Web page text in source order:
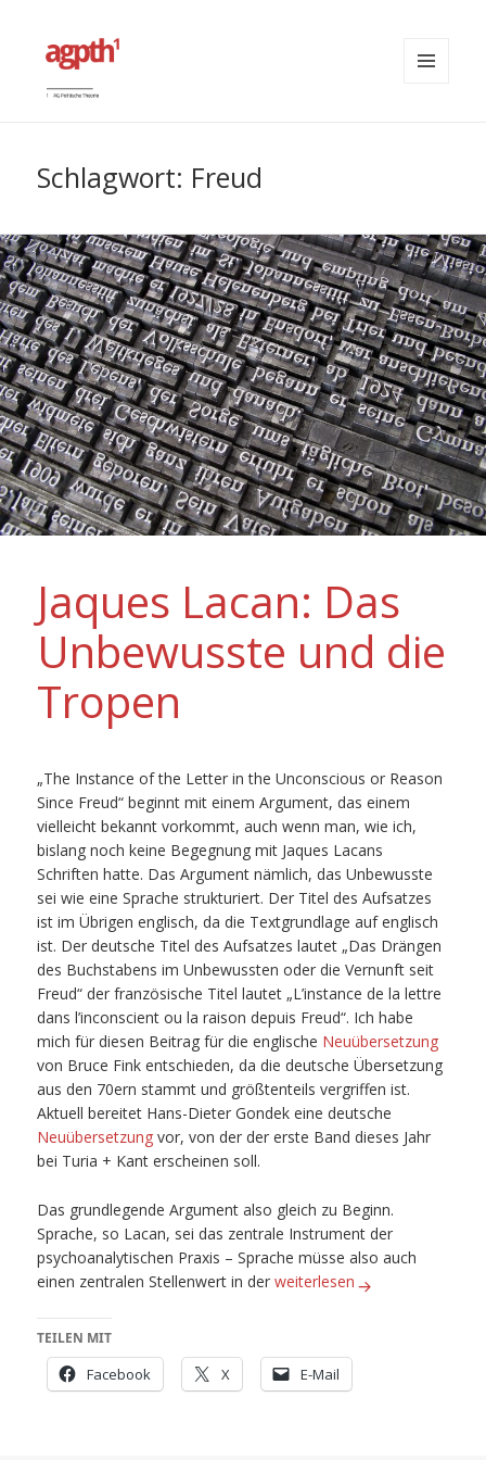
Schlagwort: Freud
Jaques Lacan: Das
Unbewusste und die
Tropen
„The Instance of the Letter in the Unconscious or Reason
Since Freud“ beginnt mit einem Argument, das einem
vielleicht bekannt vorkommt, auch wenn man, wie ich,
bislang noch keine Begegnung mit Jaques Lacans
Schriften hatte. Das Argument nämlich, das Unbewusste
sei wie eine Sprache strukturiert. Der Titel des Aufsatzes
ist im Übrigen englisch, da die Textgrundlage auf englisch
ist. Der deutsche Titel des Aufsatzes lautet „Das Drängen
des Buchstabens im Unbewussten oder die Vernunft seit
Freud“der französische Titel lautet „L’instance de la lettre
dans l’inconscient ou la raison depuis Freud“. Ich habe
michfür diesen Beitrag für die englische Neuübersetzung
von Bruce Fink entschieden, da die deutsche Übersetzung
aus den 70ern stammt und größtenteils vergriffen ist.
Aktuell bereitet Hans-Dieter Gondek eine deutsche
Neuübersetzung vor, von der der erste Band dieses Jahr
bei Turia + Kant erscheinen soll.
Das grundlegende Argument also gleich zu Beginn.
Sprache, so Lacan, sei das zentrale Instrument der
psychoanalytischen Praxis – Sprache müsse also auch
einen zentralen Stellenwert in derJaques Lacan: Das
weiterlesen
TEILEN MIT
Facebook X E-Mail